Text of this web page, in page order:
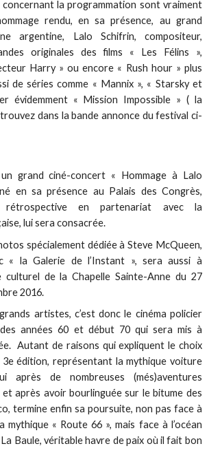
concernant la programmation sont vraiment
rendu, en sa présence, au grand
argentine, Lalo Schifrin, compositeur,
originales des films « Les Félins »,
Harry » ou encore « Rush hour » plus
de séries comme « Mannix », « Starsky et
évidemment « Mission Impossible » ( la
dans la bande annonce du festival ci-
grand ciné-concert « Hommage à Lalo
en sa présence au Palais des Congrès,
en partenariat avec la
lui sera consacrée.
spécialement dédiée à Steve McQueen,
« la Galerie de l’Instant », sera aussi à
culturel de la Chapelle Sainte-Anne du 27
2016.
artistes, c’est donc le cinéma policier
années 60 et début 70 qui sera mis à
Autant de raisons qui expliquent le choix
3e édition, représentant la mythique voiture
de nombreuses (més)aventures
après avoir bourlinguée sur le bitume des
termine enfin sa poursuite, non pas face à
mythique « Route 66 », mais face à l’océan
Baule, véritable havre de paix où il fait bon